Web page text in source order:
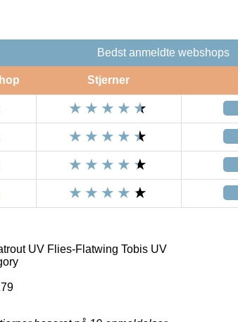
Bedst anmeldte webshops
Stjerner
UV Flies-Flatwing Tobis UV